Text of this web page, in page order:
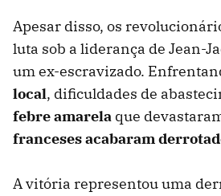
Apesar disso, os
luta sob a liderança de Jean-
um ex-escravizado.
local, dificuldades de
febre amarela que
franceses acabaram
A vitória representou uma